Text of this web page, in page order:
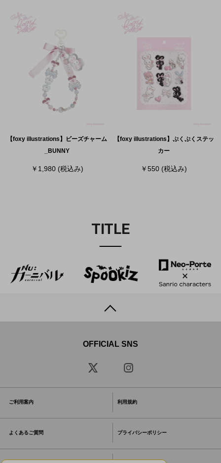
【foxy illustrations】ビーズチャーム
_BUNNY
￥1,980 (税込み)
【foxy illustrations】ぷくぷくステッ
カー
￥550 (税込み)
TITLE
OFFICIAL SNS
ご利用案内 利用規約
よくあるご質問 プライバシーポリシー